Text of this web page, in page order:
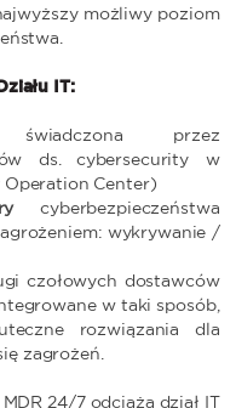
możliwy poziom
IT:
przez
ds. cybersecurity w
Center)
cyberbezpieczeństwa
wykrywanie /
czołowych dostawców
w taki sposób,
rozwiązania dla
zagrożeń.
24/7 odciąża dział IT